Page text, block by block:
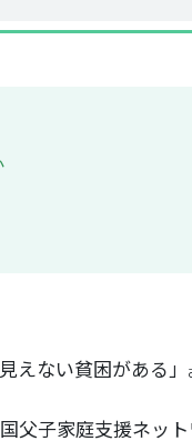
えない貧困がある」
父子家庭支援ネッ